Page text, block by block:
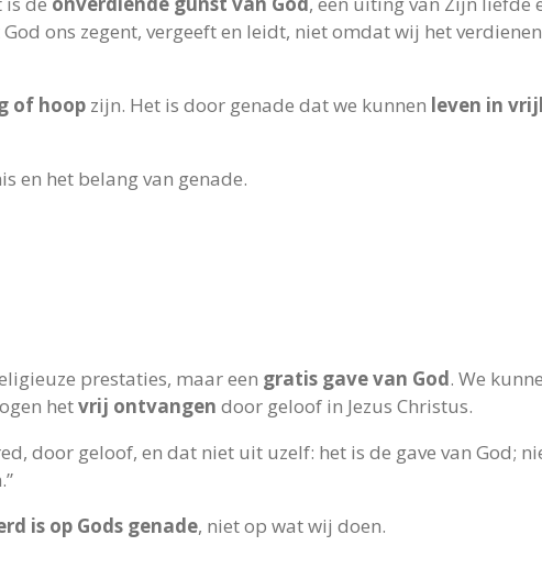
ons zegent, vergeeft en leidt, niet omdat wij het
of hoop zijn. Het is door genade dat we kunnen leven in
en het belang van genade.
prestaties, maar een gratis gave van God. We
hetvrij ontvangen door geloof in Jezus Christus.
door geloof, en dat niet uit uzelf: het is de gave van God;
is op Gods genade, niet op wat wij doen.